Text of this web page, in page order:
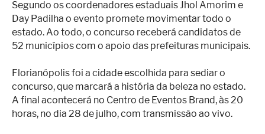
Segundo os coordenadores estaduais Jhol Amorim e
Day Padilha o evento promete movimentar todo o
estado. Ao todo, o concurso receberá candidatos de
52 municípios com o apoio das prefeituras municipais.
Florianópolis foi a cidade escolhida para sediar o
concurso, que marcará a história da beleza no estado.
A final acontecerá no Centro de Eventos Brand, às 20
horas, no dia 28 de julho, com transmissão ao vivo.